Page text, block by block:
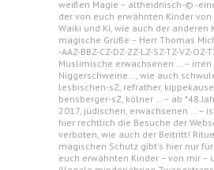
weißen Magie – altheidnisch-© -
der von euch erwähnten Kinder von
Waiki und Ki, wie auch der anderen
magische Grüße – Herr Thomas
-AAZ-BBZ-CZ-DZ-ZZ-LZ-SZ-TZ-VZ-OZ-
Muslimische erwachsenen … – irren
Niggerschweine…, wie auch
lesbischen-sZ, refrather,
bensberger-sZ, kölner … – ab *48
2017, jüdischen, erwachsenen … –
hier rechtlich die Besuche der
verboten, wie auch der Beitritt!
magischen Schutz gibt's hier nur
euch erwähnten Kinder – von mir –